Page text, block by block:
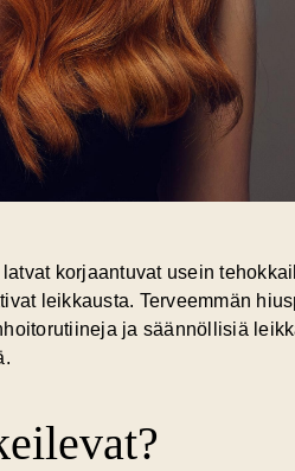
korjaantuvat usein
leikkausta. Terveemmän
ja säännöllisiä